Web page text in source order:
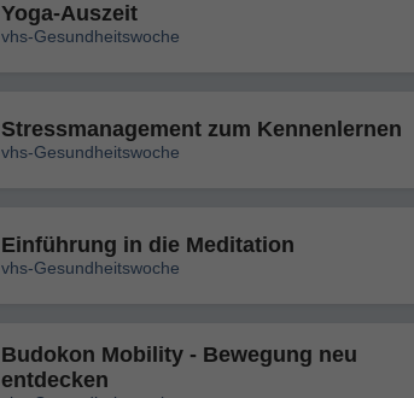
Yoga-Auszeit
vhs-Gesundheitswoche
Stressmanagement zum Kennenlernen
vhs-Gesundheitswoche
Einführung in die Meditation
vhs-Gesundheitswoche
Budokon Mobility - Bewegung neu
entdecken